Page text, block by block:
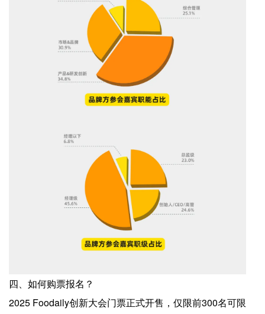
四、如何购票报名？
2025 Foodaily创新大会门票正式开售，仅限前300名可限